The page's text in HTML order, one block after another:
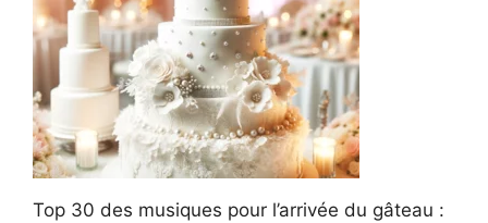
Top 30 des musiques pour l’arrivée du gâteau :